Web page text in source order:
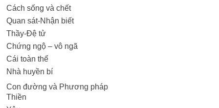
Cách sống và chết
Quan sát-Nhận biết
Thầy-Đệ tử
Chứng ngộ – vô ngã
Cái toàn thể
Nhà huyền bí
Con đường và Phương pháp
Thiền